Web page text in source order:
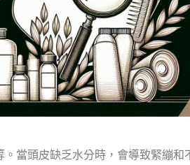
當頭皮缺乏水分時，會導致緊繃和